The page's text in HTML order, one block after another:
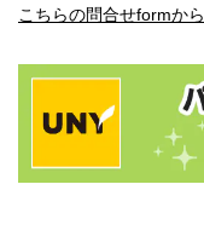
こちらの問合せformから